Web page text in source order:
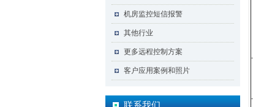
机房监控短信报警
其他行业
更多远程控制方案
客户应用案例和照片